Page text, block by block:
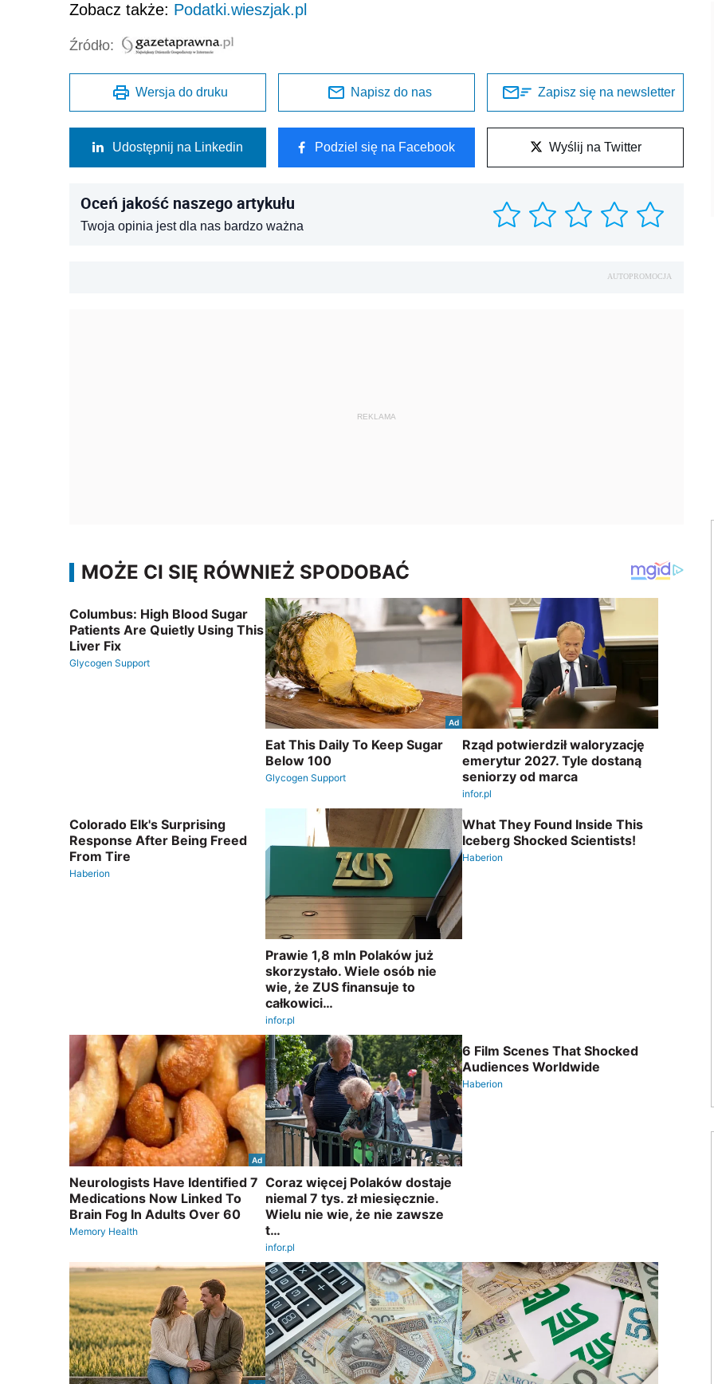
Zobacz także: Podatki.wieszjak.pl
Źródło:
Wersja do druku Napisz do nas Zapisz się na newsletter
Udostępnij na Linkedin Podziel się na Facebook Wyślij na Twitter
Oceń jakość naszego artykułu
Twoja opinia jest dla nas bardzo ważna
AUTOPROMOCJA
REKLAMA